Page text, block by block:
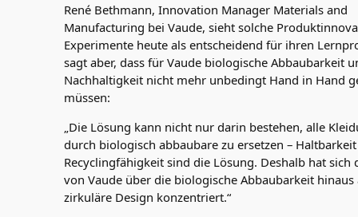
René Bethmann, Innovation Manager Materials and
Manufacturing bei Vaude, sieht solche
Experimente heute als entscheidend für ihren
sagt aber, dass für Vaude biologische Abbaubarkeit
Nachhaltigkeit nicht mehr unbedingt Hand in Hand
müssen:
„Die Lösung kann nicht nur darin bestehen, alle
durch biologisch abbaubare zu ersetzen –
Recyclingfähigkeit sind die Lösung. Deshalb hat sich
von Vaude über die biologische Abbaubarkeit hinaus
zirkuläre Design konzentriert.“